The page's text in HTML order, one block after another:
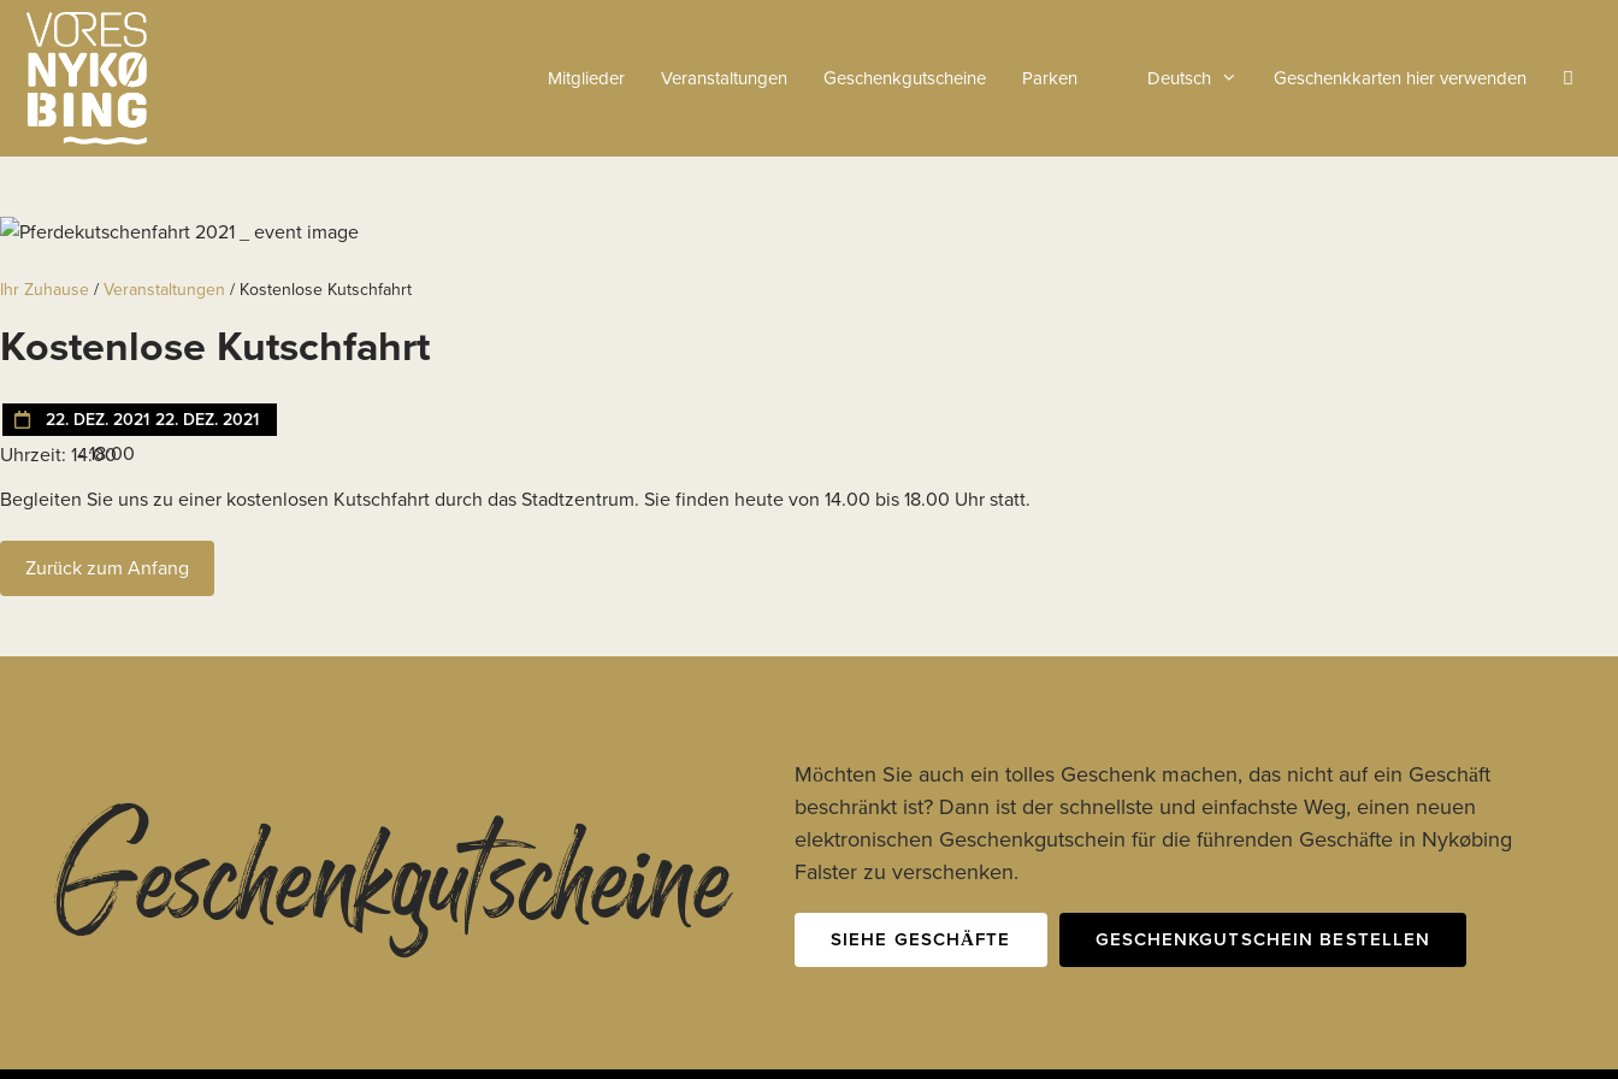
Mitglieder Veranstaltungen Geschenkgutscheine Parken Deutsch Geschenkkarten hier verwenden
Ihr Zuhause / Veranstaltungen / Kostenlose Kutschfahrt
Kostenlose Kutschfahrt
22. DEZ. 2021 22. DEZ. 2021
Uhrzeit: 14:00
- 18:00
Begleiten Sie uns zu einer kostenlosen Kutschfahrt durch das Stadtzentrum. Sie finden heute von 14.00 bis 18.00 Uhr statt.
Zurück zum Anfang
Geschenkgutscheine
Möchten Sie auch ein tolles Geschenk machen, das nicht auf ein Geschäft
beschränkt ist? Dann ist der schnellste und einfachste Weg, einen neuen
elektronischen Geschenkgutschein für die führenden Geschäfte in Nykøbing
Falster zu verschenken.
SIEHE GESCHÄFTE GESCHENKGUTSCHEIN BESTELLEN